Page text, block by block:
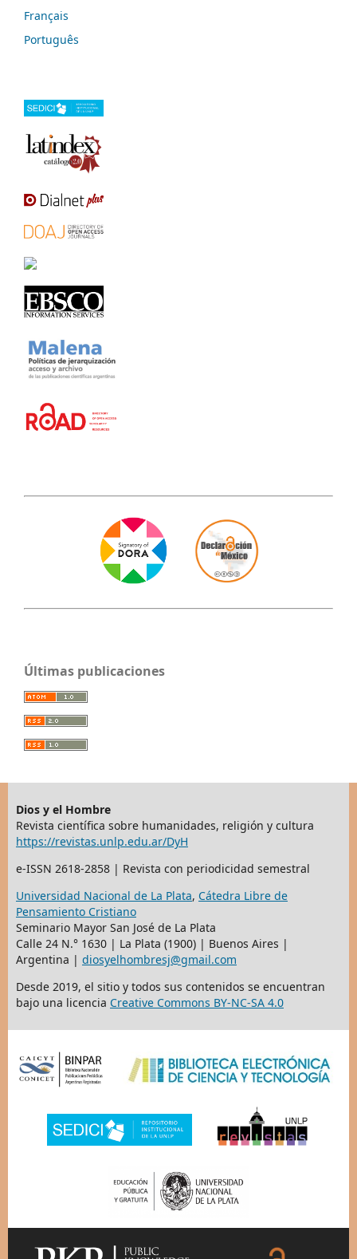
Français
Português
Últimas publicaciones
Dios y el Hombre
Revista científica sobre humanidades, religión y cultura
https://revistas.unlp.edu.ar/DyH
e-ISSN 2618-2858 | Revista con periodicidad semestral
Universidad Nacional de La Plata, Cátedra Libre de
Pensamiento Cristiano
Seminario Mayor San José de La Plata
Calle 24 N.° 1630 | La Plata (1900) | Buenos Aires |
Argentina | diosyelhombresj@gmail.com
Desde 2019, el sitio y todos sus contenidos se encuentran
bajo una licencia Creative Commons BY-NC-SA 4.0